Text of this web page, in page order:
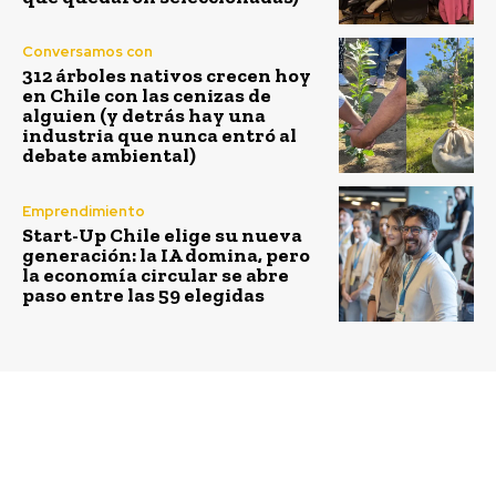
Conversamos con
312 árboles nativos crecen hoy
en Chile con las cenizas de
alguien (y detrás hay una
industria que nunca entró al
debate ambiental)
Emprendimiento
Start-Up Chile elige su nueva
generación: la IA domina, pero
la economía circular se abre
paso entre las 59 elegidas